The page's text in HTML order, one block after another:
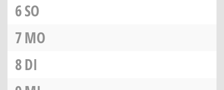
6SO
7MO
8DI